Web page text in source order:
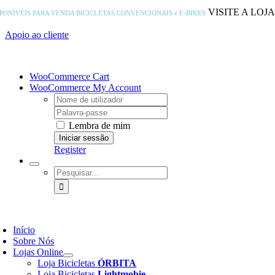
Skip
content
PARA VENDABICICLETAS CONVENCIONAIS e E-BIKES VISITE A LOJA
Apoio ao cliente
WooCommerce Cart
WooCommerce My Account
Username:
Password:
Lembra de mim
Register
Pesquisar
Início
Sobre Nós
Lojas Online
Loja BicicletasÓRBITA